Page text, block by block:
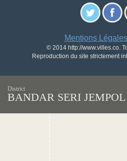
Mentions Légales
© 2014 http://www.villes.co.
Reproduction du site strictement
District
BANDAR SERI JEMPOL